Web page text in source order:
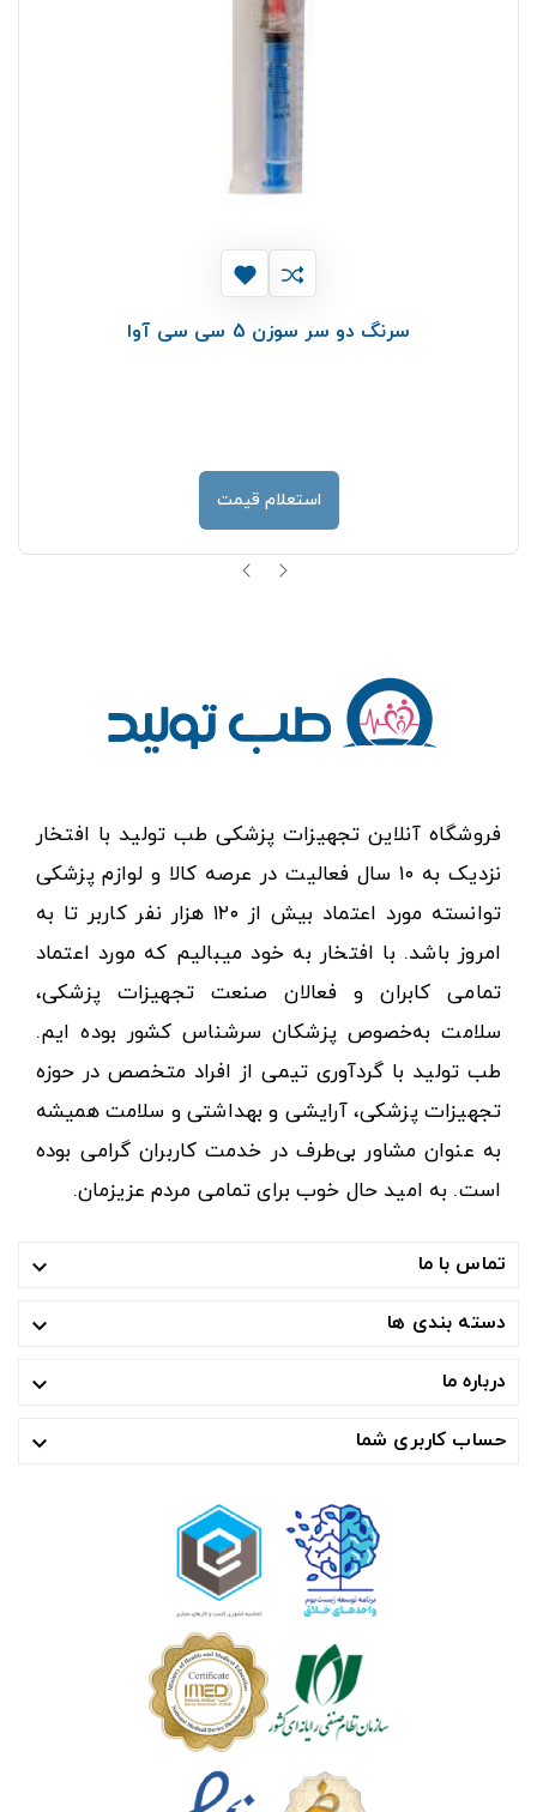
سرنگ دو سر سوزن 5 سی سی آوا
استعلام قیمت
فروشگاه آنلاین تجهیزات پزشکی طب تولید با افتخار
نزدیک به ۱۰ سال فعالیت در عرصه کالا و لوازم پزشکی
توانسته مورد اعتماد بیش از ۱۲۰ هزار نفر کاربر تا به
امروز باشد. با افتخار به خود میبالیم که مورد اعتماد
تمامی کابران و فعالان صنعت تجهیزات پزشکی،
سلامت به‌خصوص پزشکان سرشناس کشور بوده ایم.
طب تولید با گردآوری تیمی از افراد متخصص در حوزه
تجهیزات پزشکی، آرایشی و بهداشتی و سلامت همیشه
به عنوان مشاور بی‌طرف در خدمت کاربران گرامی بوده
است. به امید حال خوب برای تمامی مردم عزیزمان.
تماس با ما 
دسته بندی ها 
درباره ما 
حساب کاربری شما 